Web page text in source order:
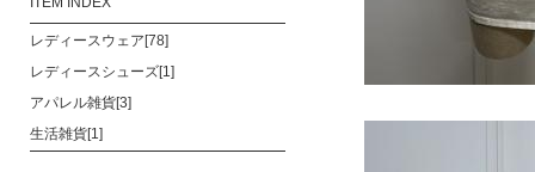
レディースウェア[78]
レディースシューズ[1]
アパレル雑貨[3]
生活雑貨[1]